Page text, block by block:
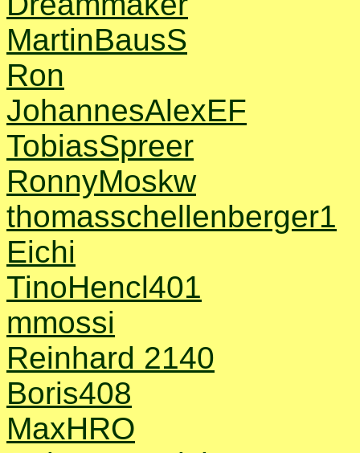
MartinBausS
Ron
JohannesAlexEF
TobiasSpreer
RonnyMoskw
thomasschellenberger1
Eichi
TinoHencl401
mmossi
Reinhard 2140
Boris408
MaxHRO